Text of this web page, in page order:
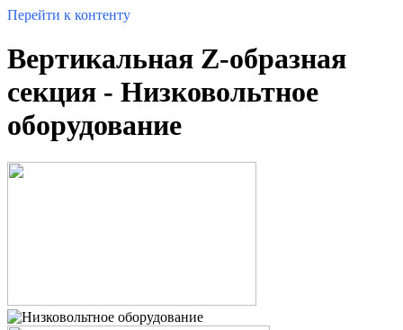
Перейти к контенту
Вертикальная Z-образная
секция - Низковольтное
оборудование